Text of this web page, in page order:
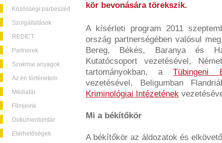
Közösségi párbeszéd
Szolgáltatások
REDICT
Partnerek
Szakmai anyagok
Az én történetem
Médiatár
Filmjeink
Dokumentumtár
Elérhetőségek
kör bevonására törekszik.
A kísérleti program 2011
ország partnerségében valósul
Bereg, Békés, Baranya és
Kutatócsoport vezetésével,
tartományokban, aTübingeni
vezetésével, Beligumban
Kriminológiai Intézetének
Mi a békítőkör
A békítőkör az áldozatok és